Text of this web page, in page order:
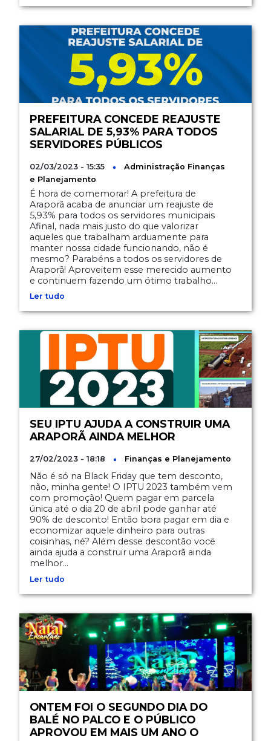
PREFEITURA CONCEDE REAJUSTE
SALARIAL DE 5,93% PARA TODOS
SERVIDORES PÚBLICOS
02/03/2023 - 15:35 Administração Finanças
e Planejamento
É hora de comemorar! A prefeitura de
Araporã acaba de anunciar um reajuste de
5,93% para todos os servidores municipais
Afinal, nada mais justo do que valorizar
aqueles que trabalham arduamente para
manter nossa cidade funcionando, não é
mesmo? Parabéns a todos os servidores de
Araporã! Aproveitem esse merecido aumento
e continuem fazendo um ótimo trabalho...
Ler tudo
SEU IPTU AJUDA A CONSTRUIR UMA
ARAPORÃ AINDA MELHOR
27/02/2023 - 18:18 Finanças e Planejamento
Não é só na Black Friday que tem desconto,
não, minha gente! O IPTU 2023 também vem
com promoção! Quem pagar em parcela
única até o dia 20 de abril pode ganhar até
90% de desconto! Então bora pagar em dia e
economizar aquele dinheiro para outras
coisinhas, né? Além desse descontão você
ainda ajuda a construir uma Araporã ainda
melhor...
Ler tudo
ONTEM FOI O SEGUNDO DIA DO
BALÉ NO PALCO E O PÚBLICO
APROVOU EM MAIS UM ANO O